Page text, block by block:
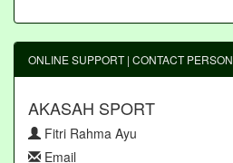
ONLINE SUPPORT | CONTACT PERSON
AKASAH SPORT
Fitri Rahma Ayu
Email